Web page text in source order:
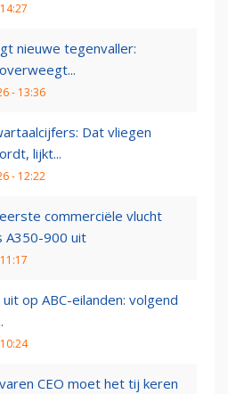
nieuwe tegenvaller:
- 13:36
Dat vliegen
lijkt...
- 12:22
commerciële vlucht
A350-900 uit
op ABC-eilanden: volgend
CEO moet het tij keren